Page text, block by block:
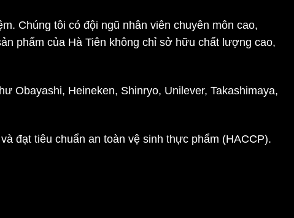
Chúng tôi có đội ngũ nhân viên chuyên môn cao,
phẩm của Hà Tiên không chỉ sở hữu chất lượng cao,
Obayashi, Heineken, Shinryo, Unilever, Takashimaya,
đạt tiêu chuẩn an toàn vệ sinh thực phẩm (HACCP).